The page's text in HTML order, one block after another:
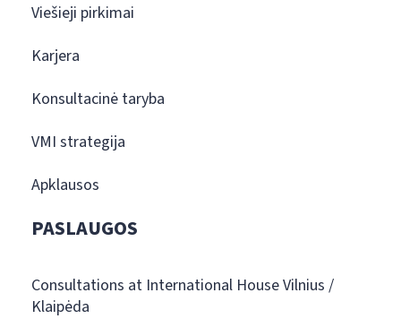
Viešieji pirkimai
Karjera
Konsultacinė taryba
VMI strategija
Apklausos
PASLAUGOS
Consultations at International House Vilnius /
Klaipėda